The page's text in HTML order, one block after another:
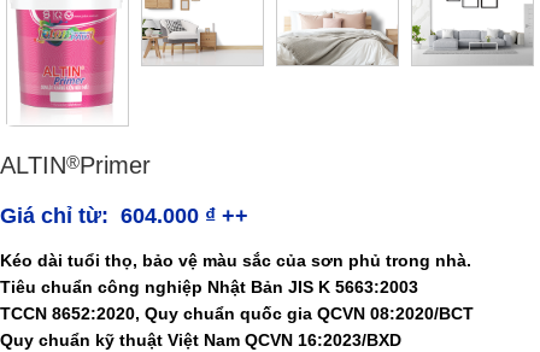
ALTIN®Primer
Giá chỉ từ: 604.000 ₫ ++
Kéo dài tuổi thọ, bảo vệ màu sắc của sơn phủ trong nhà.
Tiêu chuẩn công nghiệp Nhật Bản JIS K 5663:2003
TCCN 8652:2020, Quy chuẩn quốc gia QCVN 08:2020/BCT
Quy chuẩn kỹ thuật Việt Nam QCVN 16:2023/BXD